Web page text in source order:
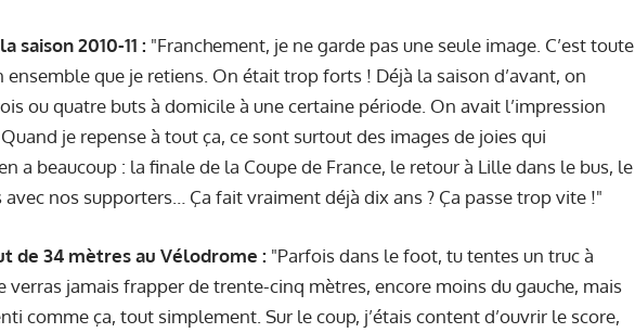
saison 2010-11 : "Franchement, je ne garde pas une seule image. C’est toute
ensemble que je retiens. On était trop forts ! Déjà la saison d’avant, on
ou quatre buts à domicile à une certaine période. On avait l’impression
je repense à tout ça, ce sont surtout des images de joies qui
a beaucoup : la finale de la Coupe de France, le retour à Lille dans le bus, le
nos supporters… Ça fait vraiment déjà dix ans ? Ça passe trop vite !"
de 34 mètres au Vélodrome : "Parfois dans le foot, tu tentes un truc à
verras jamais frapper de trente-cinq mètres, encore moins du gauche, mais
comme ça, tout simplement. Sur le coup, j’étais content d’ouvrir le score,